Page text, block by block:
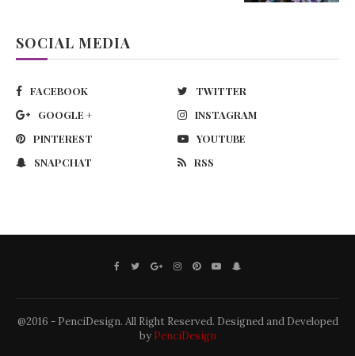
SOCIAL MEDIA
FACEBOOK
TWITTER
GOOGLE +
INSTAGRAM
PINTEREST
YOUTUBE
SNAPCHAT
RSS
@2016 - PenciDesign. All Right Reserved. Designed and Developed
by PenciDesign